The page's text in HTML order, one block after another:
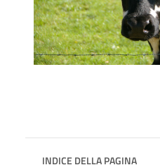
INDICE DELLA PAGINA